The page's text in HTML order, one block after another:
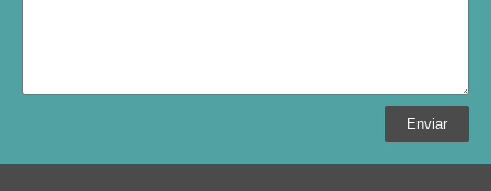
Enviar